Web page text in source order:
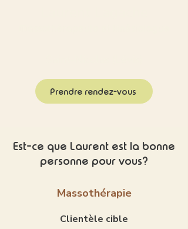
Prendre rendez-vous
Est-ce que Laurent est la bonne
personne pour vous?
Massothérapie
Clientèle cible